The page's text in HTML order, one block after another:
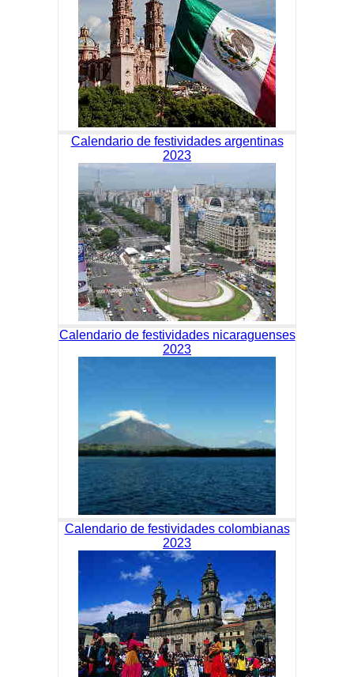
Calendario de festividades argentinas
2023
Calendario de festividades nicaraguenses
2023
Calendario de festividades colombianas
2023